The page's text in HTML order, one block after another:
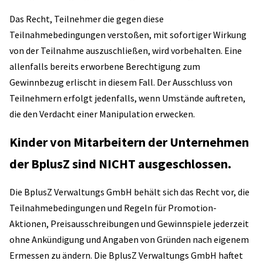
Das Recht, Teilnehmer die gegen diese
Teilnahmebedingungen verstoßen, mit sofortiger Wirkung
von der Teilnahme auszuschließen, wird vorbehalten. Eine
allenfalls bereits erworbene Berechtigung zum
Gewinnbezug erlischt in diesem Fall. Der Ausschluss von
Teilnehmern erfolgt jedenfalls, wenn Umstände auftreten,
die den Verdacht einer Manipulation erwecken.
Kinder von Mitarbeitern der Unternehmen
der BplusZ sind NICHT ausgeschlossen.
Die BplusZ Verwaltungs GmbH behält sich das Recht vor, die
Teilnahmebedingungen und Regeln für Promotion-
Aktionen, Preisausschreibungen und Gewinnspiele jederzeit
ohne Ankündigung und Angaben von Gründen nach eigenem
Ermessen zu ändern. Die BplusZ Verwaltungs GmbH haftet